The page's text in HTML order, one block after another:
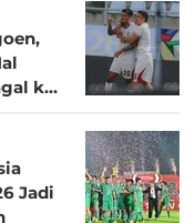
ke
Jadi